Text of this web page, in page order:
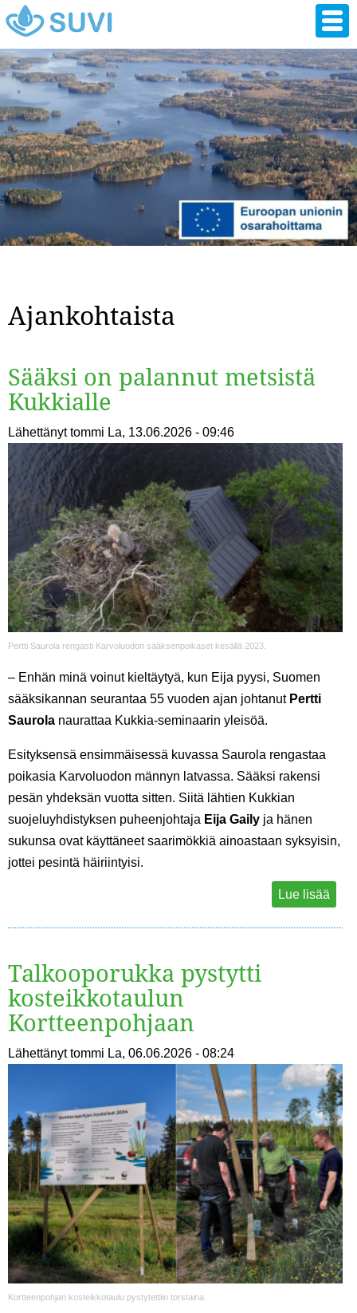
Hyppää
pääsisältöön
Ajankohtaista
Sääksi on palannut metsistä
Kukkialle
Lähettänyttommi La, 13.06.2026 - 09:46
Pertti Saurola rengasti Karvoluodon sääksenpoikaset kesällä 2023.
– Enhän minä voinut kieltäytyä, kun Eija pyysi, Suomen
sääksikannan seurantaa 55 vuoden ajan johtanut Pertti
Saurola naurattaa Kukkia-seminaarin yleisöä.
Esityksensä ensimmäisessä kuvassa Saurola rengastaa
poikasia Karvoluodon männyn latvassa. Sääksi rakensi
pesän yhdeksän vuotta sitten. Siitä lähtien Kukkian
suojeluyhdistyksen puheenjohtaja Eija Gaily ja hänen
sukunsa ovat käyttäneet saarimökkiä ainoastaan syksyisin,
jottei pesintä häiriintyisi.
Lue lisää
Talkooporukka pystytti
kosteikkotaulun
Kortteenpohjaan
Lähettänyttommi La, 06.06.2026 - 08:24
Kortteenpohjan kosteikkotaulu pystytettiin torstaina.